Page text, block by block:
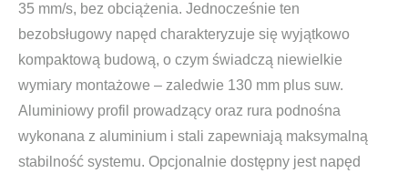
35 mm/s, bez obciążenia. Jednocześnie ten
bezobsługowy napęd charakteryzuje się wyjątkowo
kompaktową budową, o czym świadczą niewielkie
wymiary montażowe – zaledwie 130 mm plus suw.
Aluminiowy profil prowadzący oraz rura podnośna
wykonana z aluminium i stali zapewniają maksymalną
stabilność systemu. Opcjonalnie dostępny jest napęd